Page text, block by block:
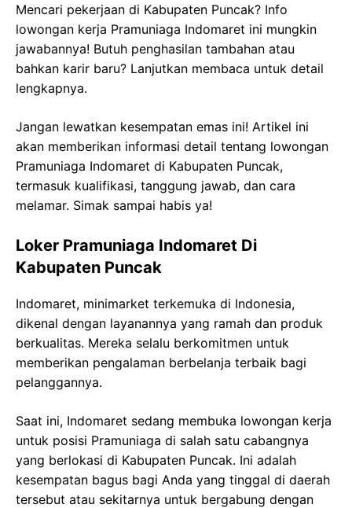
Mencari pekerjaan di Kabupaten Puncak? Info
lowongan kerja Pramuniaga Indomaret ini mungkin
jawabannya! Butuh penghasilan tambahan atau
bahkan karir baru? Lanjutkan membaca untuk detail
lengkapnya.
Jangan lewatkan kesempatan emas ini! Artikel ini
akan memberikan informasi detail tentang lowongan
Pramuniaga Indomaret di Kabupaten Puncak,
termasuk kualifikasi, tanggung jawab, dan cara
melamar. Simak sampai habis ya!
Loker Pramuniaga Indomaret Di
Kabupaten Puncak
Indomaret, minimarket terkemuka di Indonesia,
dikenal dengan layanannya yang ramah dan produk
berkualitas. Mereka selalu berkomitmen untuk
memberikan pengalaman berbelanja terbaik bagi
pelanggannya.
Saat ini, Indomaret sedang membuka lowongan kerja
untuk posisi Pramuniaga di salah satu cabangnya
yang berlokasi di Kabupaten Puncak. Ini adalah
kesempatan bagus bagi Anda yang tinggal di daerah
tersebut atau sekitarnya untuk bergabung dengan